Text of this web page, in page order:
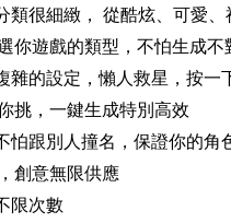
類很細緻， 從酷炫、可愛
你遊戲的類型，不怕生成不
雜的設定，懶人救星，按一
挑，一鍵生成特別高效
怕跟別人撞名，保證你的角
創意無限供應
限次數